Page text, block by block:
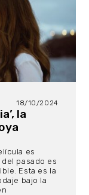
18/10/2024
la
es
pasado es
Esta es la
bajo la